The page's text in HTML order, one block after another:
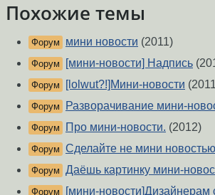
Похожие темы
Форум мини новости (2011)
Форум [мини-новости] Надпись
Форум [lolwut?!]Мини-новости
Форум Разворачивание мини-
Форум Про мини-новости. (2012)
Форум Сделайте не мини новостью
Форум Даёшь картинку мини-
Форум [мини-новости]Дизайнерам